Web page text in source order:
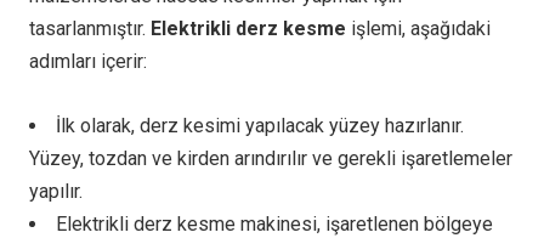
tasarlanmıştır. Elektrikli derz kesme işlemi, aşağıdaki
adımları içerir:
İlk olarak, derz kesimi yapılacak yüzey hazırlanır.
Yüzey, tozdan ve kirden arındırılır ve gerekli işaretlemeler
yapılır.
Elektrikli derz kesme makinesi, işaretlenen bölgeye